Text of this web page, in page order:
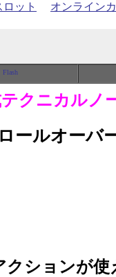
ット オンライン
クニカルノ
ールオーバ
クションが使